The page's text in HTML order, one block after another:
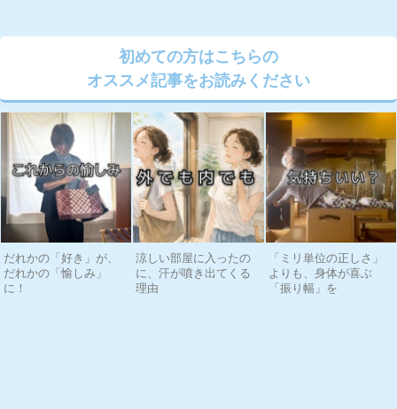
初めての方はこちらの
オススメ記事をお読みください
だれかの「好き」が、
だれかの「愉しみ」
に！
涼しい部屋に入ったの
に、汗が噴き出てくる
理由
「ミリ単位の正しさ」
よりも、身体が喜ぶ
「振り幅」を